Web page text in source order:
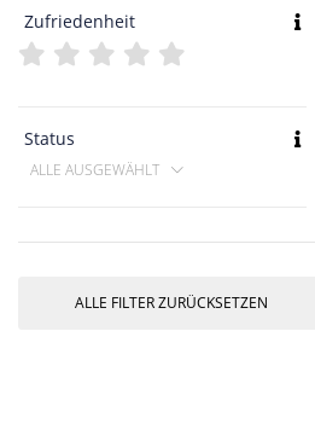
Zufriedenheit
Status
ALLE AUSGEWÄHLT
ALLE FILTER ZURÜCKSETZEN